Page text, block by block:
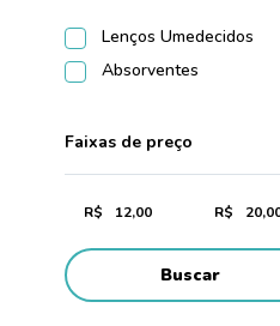
Lenços Umedecidos
Absorventes
Faixas de preço
R$ R$
Buscar